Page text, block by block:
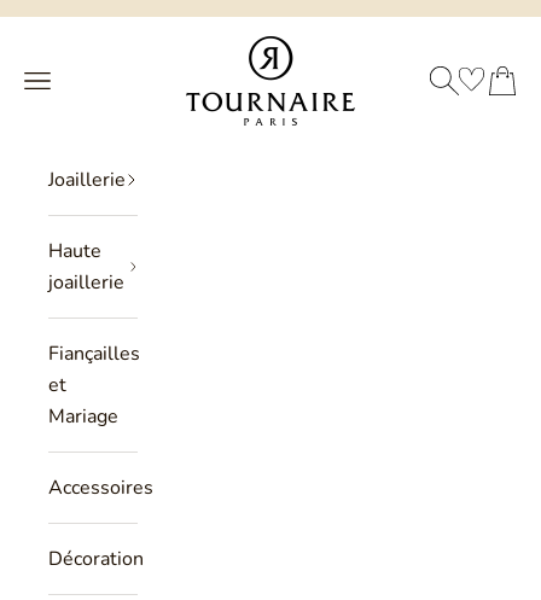
Passer au contenu
Philippe Tournaire
Menu
RECHERCHEPANIER
Joaillerie
Haute
joaillerie
Fiançailles
et
Mariage
Accessoires
Décoration